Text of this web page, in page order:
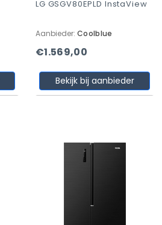
LG GSGV80EPLD InstaView
Aanbieder: Coolblue
€1.569,00
Bekijk bij aanbieder